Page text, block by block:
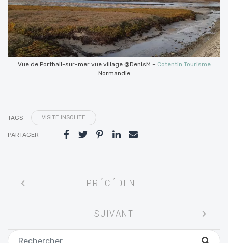
Vue de Portbail-sur-mer vue village @DenisM – Cotentin Tourisme
Normandie
TAGS VISITE INSOLITE
PARTAGER
entre
PRÉCÉDENT
SUIVANT